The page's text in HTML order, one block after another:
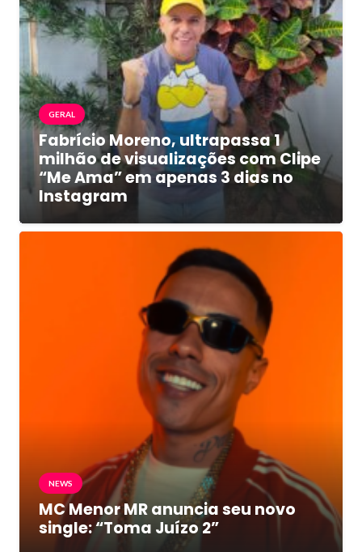
GERAL
Fabrício Moreno, ultrapassa 1
milhão de visualizações com Clipe
“Me Ama” em apenas 3 dias no
Instagram
NEWS
MC Menor MR anuncia seu novo
single: “Toma Juízo 2”